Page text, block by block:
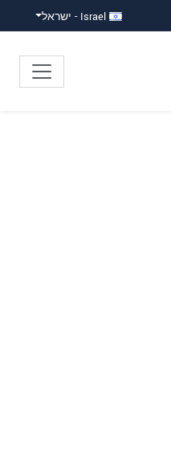
Israel - ישראל